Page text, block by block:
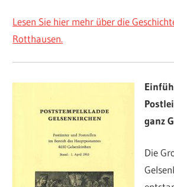
Lesen Sie hier mehr über die
Rotthausen.
ganz
Die